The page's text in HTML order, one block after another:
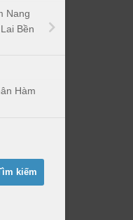
Nang
Bền
Hàm